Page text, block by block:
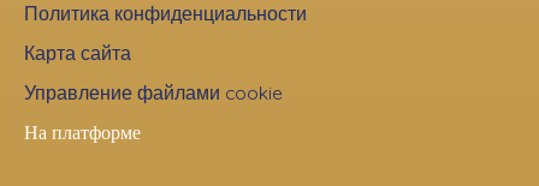
Политика конфиденциальности
Карта сайта
Управление файлами cookie
На платформе